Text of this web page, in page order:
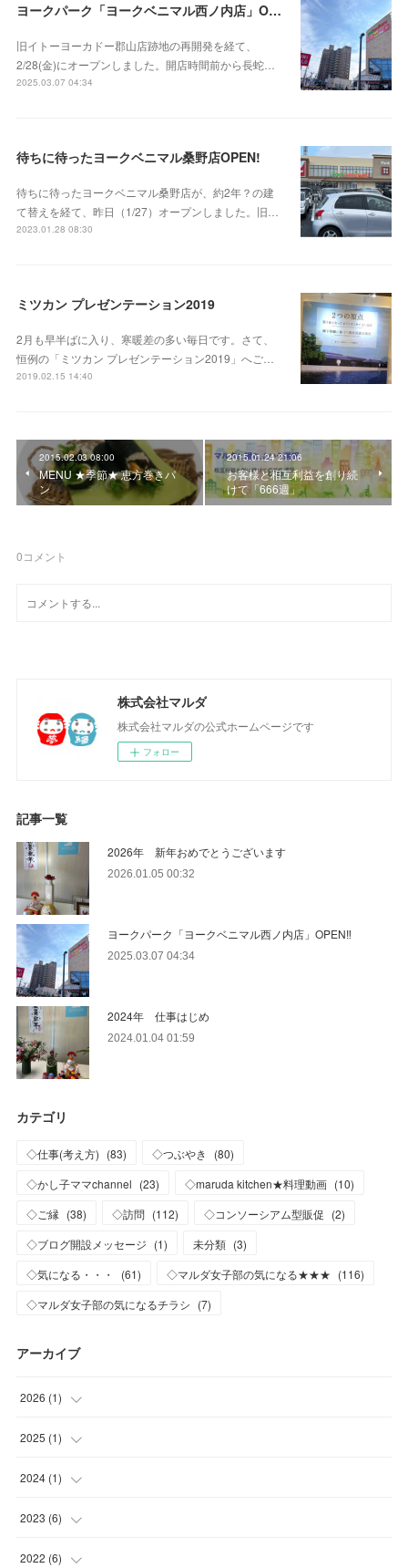
ヨークパーク「ヨークベニマル西ノ内店」OPEN‼
旧イトーヨーカドー郡山店跡地の再開発を経て、
2/28(金)にオープンしました。開店時間前から長蛇…
2025.03.07 04:34
待ちに待ったヨークベニマル桑野店OPEN!
待ちに待ったヨークベニマル桑野店が、約2年？の建
て替えを経て、昨日（1/27）オープンしました。旧…
2023.01.28 08:30
ミツカン プレゼンテーション2019
2月も早半ばに入り、寒暖差の多い毎日です。さて、
恒例の「ミツカン プレゼンテーション2019」へご…
2019.02.15 14:40
2015.02.03 08:00
MENU ★季節★ 恵方巻きパ
ン
2015.01.24 21:06
お客様と相互利益を創り続
けて「666週」
0コメント
株式会社マルダ
株式会社マルダの公式ホームページです
フォロー
記事一覧
2026年 新年おめでとうございます
2026.01.05 00:32
ヨークパーク「ヨークベニマル西ノ内店」OPEN‼
2025.03.07 04:34
2024年 仕事はじめ
2024.01.04 01:59
カテゴリ
◇仕事(考え方) (83) ◇つぶやき (80)
◇かし子ママchannel (23) ◇maruda kitchen★料理動画 (10)
◇ご縁 (38) ◇訪問 (112) ◇コンソーシアム型販促 (2)
◇ブログ開設メッセージ (1) 未分類 (3)
◇気になる・・・
(61) ◇マルダ女子部の気になる★★★ (116)
◇マルダ女子部の気になるチラシ (7)
アーカイブ
2026 (1)
( )
2025 (1)
( )
2024 (1)
( )
2023 (6)
( )
2022 (6)